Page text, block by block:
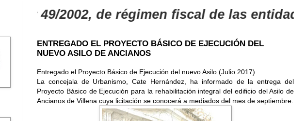
49/2002, de régimen fiscal de las
ENTREGADO EL PROYECTO BÁSICO DE EJECUCIÓN DEL
NUEVO ASILO DE ANCIANOS
Entregado el Proyecto Básico de Ejecución del nuevo Asilo (Julio 2017)
La concejala de Urbanismo, Cate Hernández, ha informado de la entrega del
Proyecto Básico de Ejecución para la rehabilitación integral del edificio del Asilo de
Ancianos de Villena cuya licitación se conocerá a mediados del mes de septiembre.